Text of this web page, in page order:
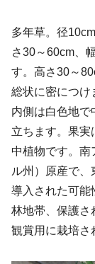
多年草。径
さ30～60cm、
す。高さ30～
総状に密につけ
内側は白色地で
立ちます。果実
中植物です。南
ル州）原産で、
導入された可能
林地帯、保護さ
観賞用に栽培さ